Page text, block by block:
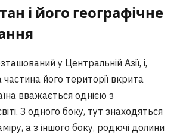
і його географічне
у Центральній Азії, і,
частина його території вкрита
вважається однією з
З одного боку, тут знаходяться
а з іншого боку, родючі долини